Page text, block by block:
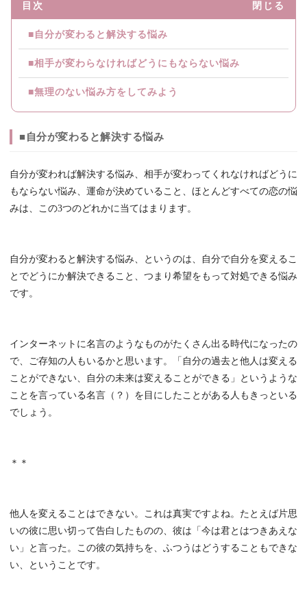
目次 閉じる
■自分が変わると解決する悩み
■相手が変わらなければどうにもならない悩み
■無理のない悩み方をしてみよう
■自分が変わると解決する悩み
自分が変われば解決する悩み、相手が変わってくれなければどうに
もならない悩み、運命が決めていること、ほとんどすべての恋の悩
みは、この3つのどれかに当てはまります。
自分が変わると解決する悩み、というのは、自分で自分を変えるこ
とでどうにか解決できること、つまり希望をもって対処できる悩み
です。
インターネットに名言のようなものがたくさん出る時代になったの
で、ご存知の人もいるかと思います。「自分の過去と他人は変える
ことができない、自分の未来は変えることができる」というような
ことを言っている名言（？）を目にしたことがある人もきっといる
でしょう。
＊＊
他人を変えることはできない。これは真実ですよね。たとえば片思
いの彼に思い切って告白したものの、彼は「今は君とはつきあえな
い」と言った。この彼の気持ちを、ふつうはどうすることもできな
い、ということです。